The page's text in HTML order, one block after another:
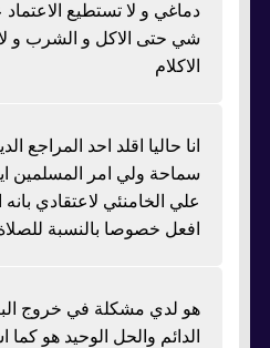
دماغي و لا تستطيع
شي حتى الاكل و الشرب و
الاكلام
انا حاليا اقلد احد المراجع
سماحة ولي امر المسلمين
علي الخامنئي لاعتقادي بانه
افعل خصوصا بالنسبة
هو لدي مشكلة في خروج
الدائم والحل الوحيد هو